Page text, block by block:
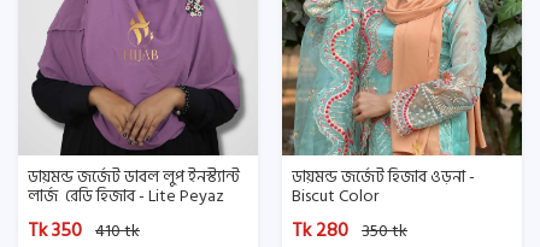
ডায়মন্ড জর্জেট ডাবল লুপ ইনস্ট্যান্ট
লার্জ রেডি হিজাব - Lite Peyaz
Color
Tk 350 410 tk
ডায়মন্ড জর্জেট হিজাব ওড়না -
Biscut Color
Tk 280 350 tk